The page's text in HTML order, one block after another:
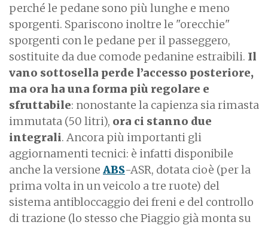
perché le pedane sono più lunghe e meno
sporgenti. Spariscono inoltre le "orecchie"
sporgenti con le pedane per il passeggero,
sostituite da due comode pedanine estraibili. Il
vano sottosella perde l’accesso posteriore,
ma ora ha una forma più regolare e
sfruttabile: nonostante la capienza sia rimasta
immutata (50 litri), ora ci stanno due
integrali. Ancora più importanti gli
aggiornamenti tecnici: è infatti disponibile
anche la versione ABS-ASR, dotata cioè (per la
prima volta in un veicolo a tre ruote) del
sistema antibloccaggio dei freni e del controllo
di trazione (lo stesso che Piaggio già monta su